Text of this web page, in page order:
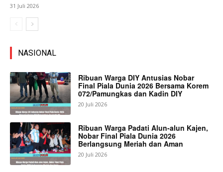
31 Juli 2026
NASIONAL
Ribuan Warga DIY Antusias Nobar
Final Piala Dunia 2026 Bersama Korem
072/Pamungkas dan Kadin DIY
20 Juli 2026
Ribuan Warga Padati Alun-alun Kajen,
Nobar Final Piala Dunia 2026
Berlangsung Meriah dan Aman
20 Juli 2026